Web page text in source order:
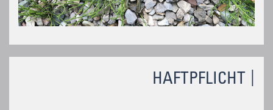
HAFTPFLICHT